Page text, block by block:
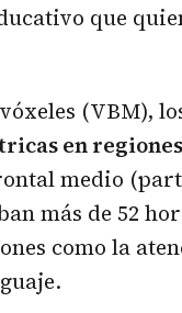
que
(VBM),
en
medio
más de 52
como la